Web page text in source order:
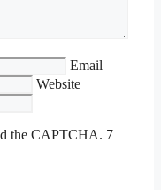
Email
Website
the CAPTCHA. 7